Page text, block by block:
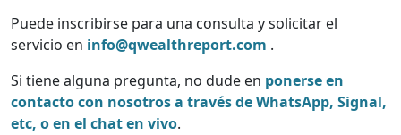
Puede inscribirse para una consulta y solicitar el
servicio en info@qwealthreport.com .
Si tiene alguna pregunta, no dude en ponerse en
contacto con nosotros a través de WhatsApp, Signal,
etc, o en el chat en vivo.